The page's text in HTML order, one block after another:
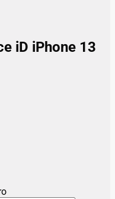
iD iPhone 13